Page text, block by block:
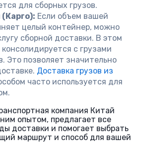
для сборных грузов.
Если объем вашей
целый контейнер, можно
сборной доставки. В этом
с грузами
Это позволяет значительно
Доставка грузов из
часто используется для
компания Китай
опытом, предлагает все
доставки и помогает выбрать
маршрут и способ для вашей